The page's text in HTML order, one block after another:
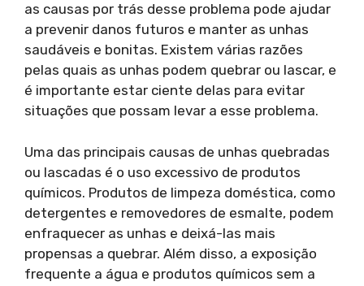
as causas por trás desse problema pode ajudar
a prevenir danos futuros e manter as unhas
saudáveis e bonitas. Existem várias razões
pelas quais as unhas podem quebrar ou lascar, e
é importante estar ciente delas para evitar
situações que possam levar a esse problema.
Uma das principais causas de unhas quebradas
ou lascadas é o uso excessivo de produtos
químicos. Produtos de limpeza doméstica, como
detergentes e removedores de esmalte, podem
enfraquecer as unhas e deixá-las mais
propensas a quebrar. Além disso, a exposição
frequente a água e produtos químicos sem a